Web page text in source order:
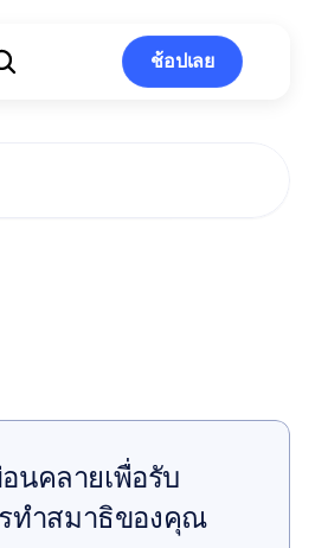
ช้อปเลย
นคลายเพื่อรับ
ทำสมาธิของคุณ